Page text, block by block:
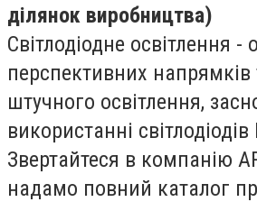
ділянок виробництва)
Світлодіодне освітлення -
перспективних напрямків
штучного освітлення,
використанні
Звертайтеся в компанію
надамо повний каталог